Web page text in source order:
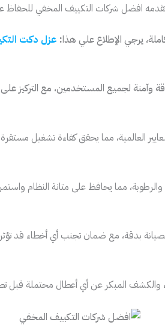
افضل شركات التكييف المخفي للحفاظ
يرجي الإطلاع علي هذا: عزل دكت
لجميع المستخدمين، مع التركيز
العالمية، مما يحقق كفاءة تشغيل
مما يحافظ على متانة النظام
بدقة، مع ضمان تجنب أي أخطاء قد تؤثر
والكشف المبكر عن أي أعطال محتملة قبل